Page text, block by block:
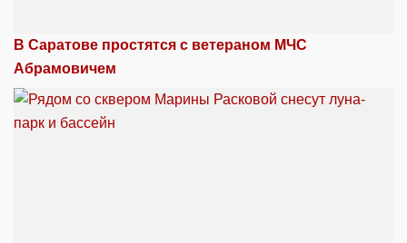
В Саратове простятся с ветераном МЧС
Абрамовичем